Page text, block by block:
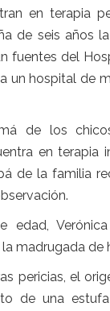
en terapia
de seis años
fuentes del
un hospital de
de los
en terapia
de la familia
edad,
madrugada de
pericias, el
de una estufa